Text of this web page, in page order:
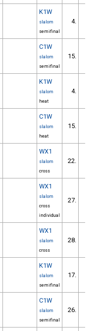
K1W
slalom
semifinal
4.
C1W
slalom
semifinal
15.
K1W
slalom
heat
4.
C1W
slalom
heat
15.
WX1
slalom
cross
22.
WX1
slalom
cross
individual
27.
WX1
slalom
cross
28.
K1W
slalom
semifinal
17.
C1W
slalom
semifinal
26.